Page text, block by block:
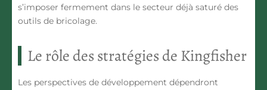
s’imposer fermement dans le secteur déjà saturé des
outils de bricolage.
Le rôle des stratégies de Kingfisher
Les perspectives de développement dépendront